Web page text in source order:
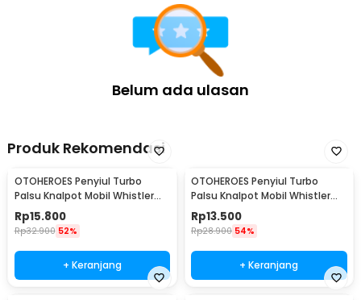
Belum ada ulasan
Produk Rekomendasi
OTOHEROES Penyiul Turbo
Palsu Knalpot Mobil Whistler
1000-2400cc L - TUR007
Rp15.800
Rp32.900 52%
+ Keranjang
OTOHEROES Penyiul Turbo
Palsu Knalpot Mobil Whistler
1000-1800cc M 1.6-2.0 - TUR007
Rp13.500
Rp28.900 54%
+ Keranjang